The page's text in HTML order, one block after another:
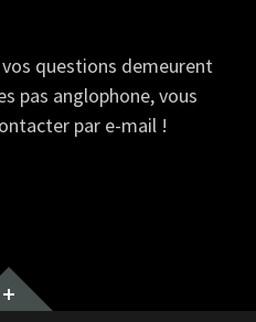
questions demeurent
pas anglophone, vous
par e-mail !
Widgets